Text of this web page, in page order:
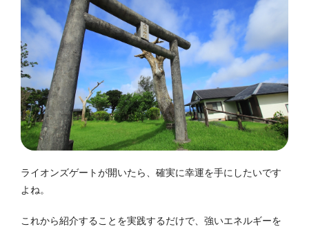
ライオンズゲートが開いたら、確実に幸運を手にしたいです
よね。
これから紹介することを実践するだけで、強いエネルギーを